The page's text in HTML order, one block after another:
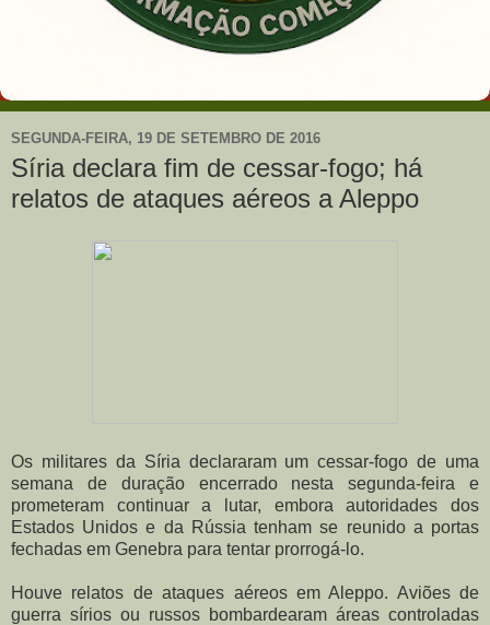
SEGUNDA-FEIRA, 19 DE SETEMBRO DE 2016
Síria declara fim de cessar-fogo; há
relatos de ataques aéreos a Aleppo
Os militares da Síria declararam um cessar-fogo de uma
semana de duração encerrado nesta segunda-feira e
prometeram continuar a lutar, embora autoridades dos
Estados Unidos e da Rússia tenham se reunido a portas
fechadas em Genebra para tentar prorrogá-lo.
Houve relatos de ataques aéreos em Aleppo. Aviões de
guerra sírios ou russos bombardearam áreas controladas